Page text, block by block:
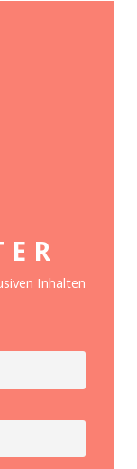
E R
Inhalten